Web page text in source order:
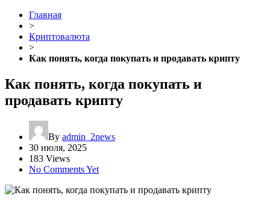
Главная
>
Криптовалюта
>
Как понять, когда покупать и продавать крипту
Как понять, когда покупать и
продавать крипту
By admin_2news
30 июля, 2025
183 Views
No Comments Yet